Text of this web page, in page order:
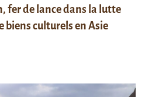
fer de lance dans la lutte
biens culturels en Asie